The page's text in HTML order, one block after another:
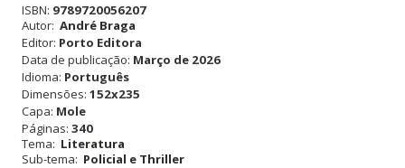
ISBN: 9789720056207
Autor: André Braga
Editor: Porto Editora
Data de publicação: Março de 2026
Idioma: Português
Dimensões: 152x235
Capa: Mole
Páginas: 340
Tema: Literatura
Sub-tema: Policial e Thriller